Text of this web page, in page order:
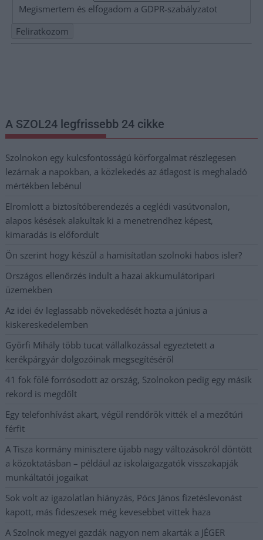
Megismertem és elfogadom a GDPR-szabályzatot
A SZOL24 legfrissebb 24 cikke
Szolnokon egy kulcsfontosságú körforgalmat részlegesen
lezárnak a napokban, a közlekedés az átlagost is meghaladó
mértékben lebénul
Elromlott a biztosítóberendezés a ceglédi vasútvonalon,
alapos késések alakultak ki a menetrendhez képest,
kimaradás is előfordult
Ön szerint hogy készül a hamisítatlan szolnoki habos isler?
Országos ellenőrzés indult a hazai akkumulátoripari
üzemekben
Az idei év leglassabb növekedését hozta a június a
kiskereskedelemben
Györfi Mihály több tucat vállalkozással egyeztetett a
kerékpárgyár dolgozóinak megsegítéséről
41 fok fölé forrósodott az ország, Szolnokon pedig egy másik
rekord is megdőlt
Egy telefonhívást akart, végül rendőrök vitték el a mezőtúri
férfit
A Tisza kormány minisztere újabb nagy változásokról döntött
a közoktatásban – például az iskolaigazgatók visszakapják
munkáltatói jogaikat
Sok volt az igazolatlan hiányzás, Pócs János fizetéslevonást
kapott, más fideszesek még kevesebbet vittek haza
A Szolnok megyei gazdák nagyon nem akarták a JÉGER